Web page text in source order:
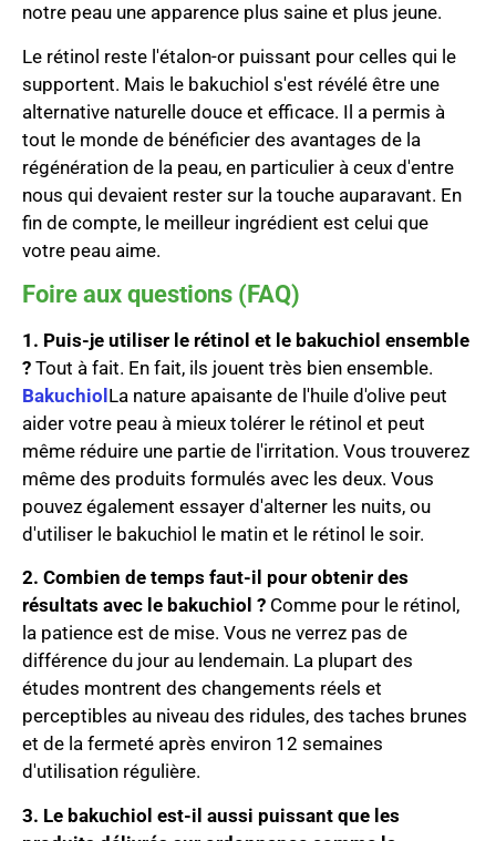
notre peau une apparence plus saine et plus jeune.
Le rétinol reste l'étalon-or puissant pour celles qui le
supportent. Mais le bakuchiol s'est révélé être une
alternative naturelle douce et efficace. Il a permis à
tout le monde de bénéficier des avantages de la
régénération de la peau, en particulier à ceux d'entre
nous qui devaient rester sur la touche auparavant. En
fin de compte, le meilleur ingrédient est celui que
votre peau aime.
Foire aux questions (FAQ)
1. Puis-je utiliser le rétinol et le bakuchiol ensemble
? Tout à fait. En fait, ils jouent très bien ensemble.
Bakuchiol La nature apaisante de l'huile d'olive peut
aider votre peau à mieux tolérer le rétinol et peut
même réduire une partie de l'irritation. Vous trouverez
même des produits formulés avec les deux. Vous
pouvez également essayer d'alterner les nuits, ou
d'utiliser le bakuchiol le matin et le rétinol le soir.
2. Combien de temps faut-il pour obtenir des
résultats avec le bakuchiol ? Comme pour le rétinol,
la patience est de mise. Vous ne verrez pas de
différence du jour au lendemain. La plupart des
études montrent des changements réels et
perceptibles au niveau des ridules, des taches brunes
et de la fermeté après environ 12 semaines
d'utilisation régulière.
3. Le bakuchiol est-il aussi puissant que les